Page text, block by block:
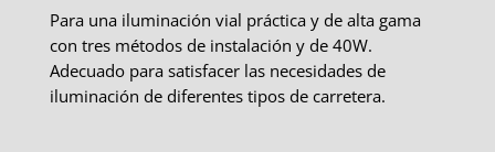
Para una iluminación vial práctica y de alta gama
con tres métodos de instalación y de 40W.
Adecuado para satisfacer las necesidades de
iluminación de diferentes tipos de carretera.